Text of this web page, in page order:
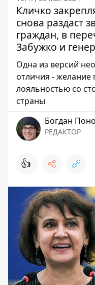
Кличко
снова раздаст
граждан, в
Забужко и
Одна из версий
отличия - желание
лояльностью со
страны
Богдан
РЕДАКТОР
👍